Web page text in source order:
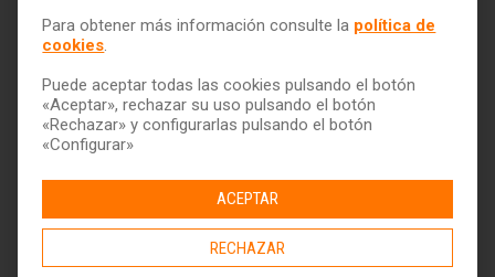
Tarifas y ofertas
Servicio de transporte
Descarga nuestro catálogo
Trabaja con nosotros
Ética y Cumplimiento
Para obtener más información consulte la política de
cookies.
Puede aceptar todas las cookies pulsando el botón
«Aceptar», rechazar su uso pulsando el botón
«Rechazar» y configurarlas pulsando el botón
«Configurar»
ACEPTAR
RECHAZAR